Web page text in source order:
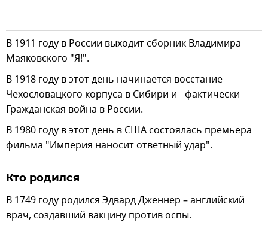
В 1911 году в России выходит сборник Владимира
Маяковского "Я!".
В 1918 году в этот день начинается восстание
Чехословацкого корпуса в Сибири и - фактически -
Гражданская война в России.
В 1980 году в этот день в США состоялась премьера
фильма "Империя наносит ответный удар".
Кто родился
В 1749 году родился Эдвард Дженнер – английский
врач, создавший вакцину против оспы.